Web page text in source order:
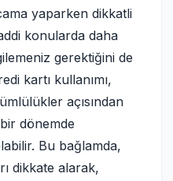
yaparken dikkatli
konularda daha
gerektiğini de
kartı kullanımı,
açısından
dönemde
Bu bağlamda,
dikkate alarak,